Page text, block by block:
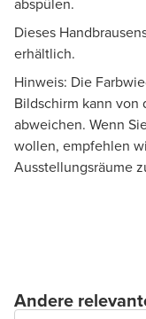
Dieses
erhältlich.
Hinweis: Die
Bildschirm kann von
abweichen. Wenn
wollen, empfehlen
Ausstellungsräume
Andere